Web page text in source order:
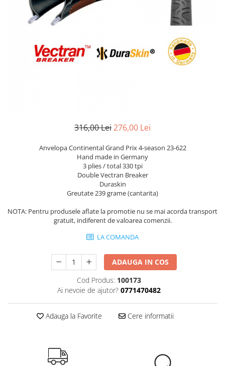
Reflectorizante
Lanturi
Mansoane & Ghidoline
Schimbatoare si accesorii
316,00 Lei276,00 Lei
Anvelopa Continental Grand Prix 4-season 23-622
Hand made in Germany
3 plies / total 330 tpi
Double Vectran Breaker
Duraskin
Greutate 239 grame (cantarita)
NOTA: Pentru produsele aflate la promotie nu se mai acorda transport
gratuit, indiferent de valoarea comenzii.
LA COMANDA
ADAUGA IN COS
Cod Produs: 100173
Ai nevoie de ajutor? 0771470482
Adauga la Favorite Cere informatii